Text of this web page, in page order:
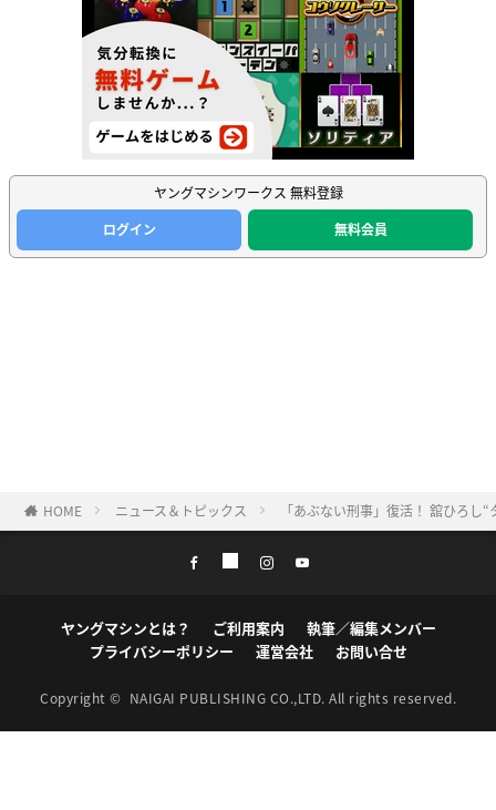
ヤングマシンワークス 無料登録
ログイン
無料会員
HOME ニュース＆トピックス 「あぶない刑事」復活！ 舘ひろし
ヤングマシンとは？ ご利用案内
執筆／編集メンバー
プライバシーポリシー
運営会社 お問い合せ
Copyright © NAIGAI PUBLISHING CO.,LTD. All rights reserved.